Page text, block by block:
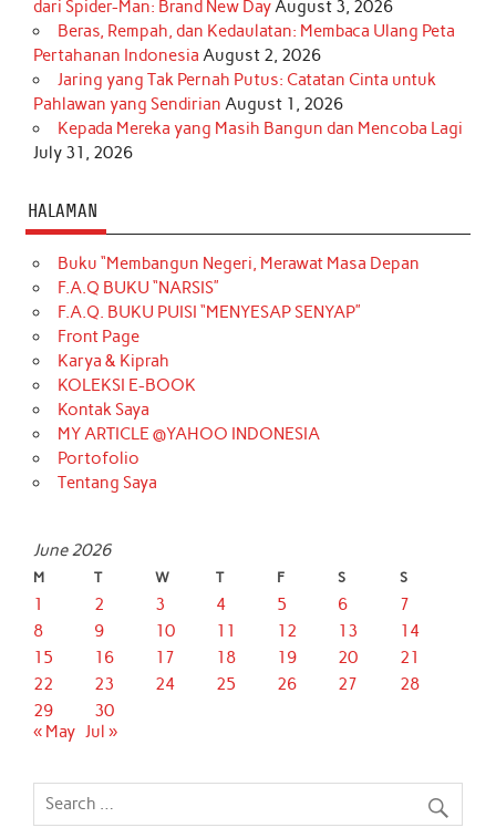
dari Spider-Man: Brand New DayAugust 3, 2026
Beras, Rempah, dan Kedaulatan: Membaca Ulang Peta
Pertahanan Indonesia August 2, 2026
Jaring yang Tak Pernah Putus: Catatan Cinta untuk
Pahlawan yang Sendirian August 1, 2026
Kepada Mereka yang Masih Bangun dan Mencoba Lagi
July 31, 2026
HALAMAN
Buku “Membangun Negeri, Merawat Masa Depan
F.A.Q BUKU “NARSIS”
F.A.Q. BUKU PUISI “MENYESAP SENYAP”
Front Page
Karya & Kiprah
KOLEKSI E-BOOK
Kontak Saya
MY ARTICLE @YAHOO INDONESIA
Portofolio
Tentang Saya
June 2026
M T W T F S S
1 2 3 4 5 6
7
8
9 10 11 12 13
14
15
16 17 18 19 20
21
22
23 24 25 26 27
28
29
30
« May Jul »